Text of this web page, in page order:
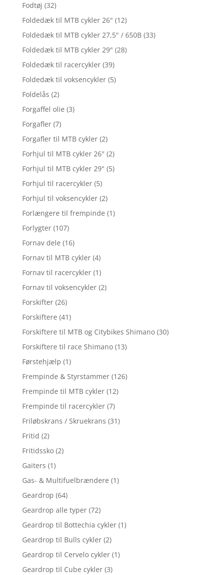
Fodtøj (32)
Foldedæk til MTB cykler 26" (12)
Foldedæk til MTB cykler 27,5" / 650B (33)
Foldedæk til MTB cykler 29" (28)
Foldedæk til racercykler (39)
Foldedæk til voksencykler (5)
Foldelås (2)
Forgaffel olie (3)
Forgafler (7)
Forgafler til MTB cykler (2)
Forhjul til MTB cykler 26" (2)
Forhjul til MTB cykler 29" (5)
Forhjul til racercykler (5)
Forhjul til voksencykler (2)
Forlængere til frempinde (1)
Forlygter (107)
Fornav dele (16)
Fornav til MTB cykler (4)
Fornav til racercykler (1)
Fornav til voksencykler (2)
Forskifter (26)
Forskiftere (41)
Forskiftere til MTB og Citybikes Shimano (30)
Forskiftere til race Shimano (13)
Førstehjælp (1)
Frempinde & Styrstammer (126)
Frempinde til MTB cykler (12)
Frempinde til racercykler (7)
Friløbskrans / Skruekrans (31)
Fritid (2)
Fritidssko (2)
Gaiters (1)
Gas- & Multifuelbrændere (1)
Geardrop (64)
Geardrop alle typer (72)
Geardrop til Bottechia cykler (1)
Geardrop til Bulls cykler (2)
Geardrop til Cervelo cykler (1)
Geardrop til Cube cykler (3)